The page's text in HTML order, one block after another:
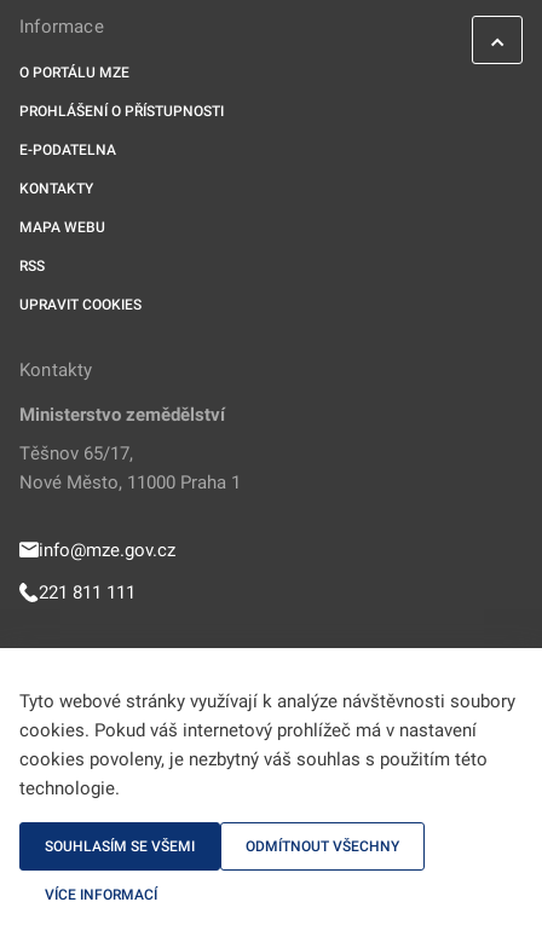
Informace
O PORTÁLU MZE
PROHLÁŠENÍ O PŘÍSTUPNOSTI
E-PODATELNA
KONTAKTY
MAPA WEBU
RSS
UPRAVIT COOKIES
Kontakty
Ministerstvo zemědělství
Těšnov 65/17,
Nové Město, 11000 Praha 1
info@mze.gov.cz
221 811 111
Helpdesk (Portál farmáře)
222 312 977
MZe © 2009-2026 Ministerstvo zemědělství • Informace jsou poskytovány v
Tyto webové stránky využívají k analýze návštěvnosti soubory
cookies. Pokud váš internetový prohlížeč má v nastavení
cookies povoleny, je nezbytný váš souhlas s použitím této
technologie.
SOUHLASÍM SE VŠEMI ODMÍTNOUT VŠECHNY
VÍCE INFORMACÍ